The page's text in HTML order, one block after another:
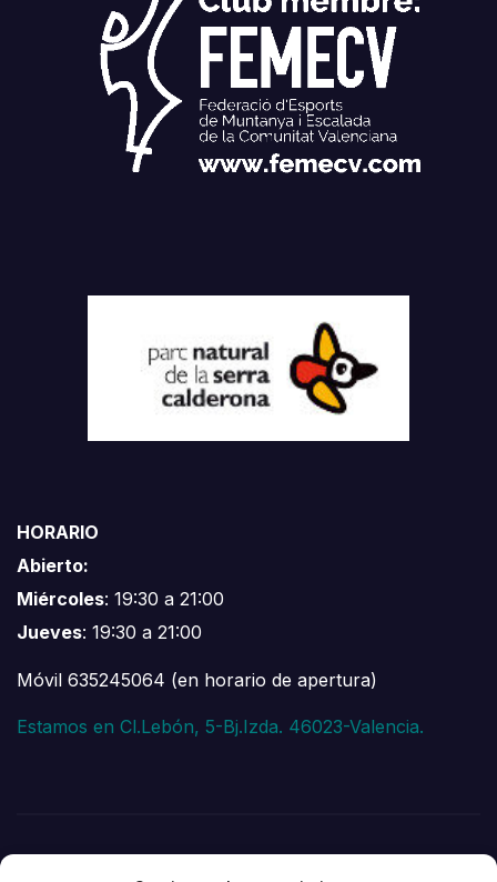
HORARIO
Abierto:
Miércoles: 19:30 a 21:00
Jueves: 19:30 a 21:00
Móvil 635245064 (en horario de apertura)
Estamos en Cl.Lebón, 5-Bj.Izda. 46023-Valencia.